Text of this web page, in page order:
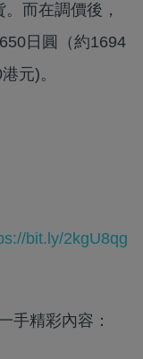
而在調價後，
日圓（約1694
元)。
bit.ly/2kgU8qg
手精彩內容：